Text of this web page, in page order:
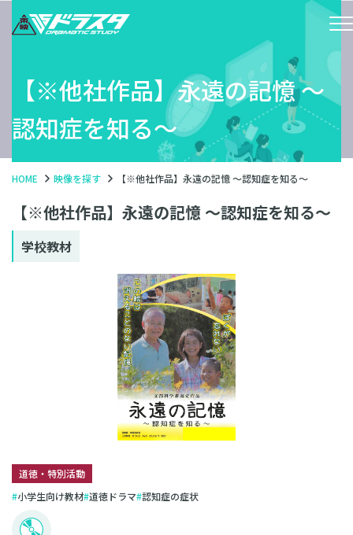
【※他社作品】永遠の記憶 〜
認知症を知る〜
HOME 映像を探す 【※他社作品】永遠の記憶 〜認知症を知る〜
【※他社作品】永遠の記憶 〜認知症を知る〜
学校教材
道徳・特別活動
小学生向け教材 道徳ドラマ 認知症の症状